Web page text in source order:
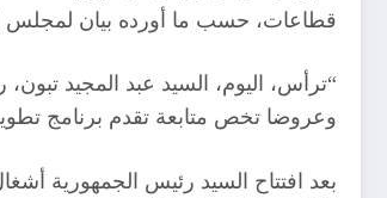
قطاعات، حسب ما أورده بيان لمجلس
“ترأس، اليوم، السيد عبد المجيد
وعروضا تخص متابعة تقدم برنامج
بعد افتتاح السيد رئيس الجمهورية